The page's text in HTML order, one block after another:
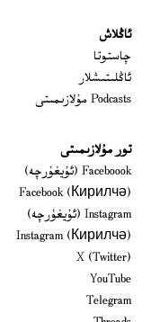
ئاڭلاش
چاستوتا
ئاڭلىتىشلار
Podcasts مۇلازىمىتى
تور مۇلازىمىتى
Faceboook (ئۇيغۇرچە)
Facebook (Кирилчә)
Instagram (ئۇيغۇرچە)
Instagram (Кирилчә)
X (Twitter)
YouTube
Telegram